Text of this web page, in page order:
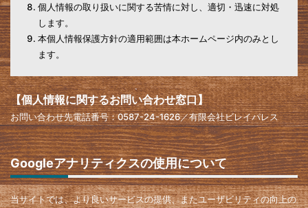
個人情報の取り扱いに関する苦情に対し、適切・迅速に対処
します。
本個人情報保護方針の適用範囲は本ホームページ内のみとし
ます。
【個人情報に関するお問い合わせ窓口】
お問い合わせ先電話番号：0587-24-1626／有限会社ビレイパレス
Googleアナリティクスの使用について
当サイトでは、より良いサービスの提供、またユーザビリティの向上の